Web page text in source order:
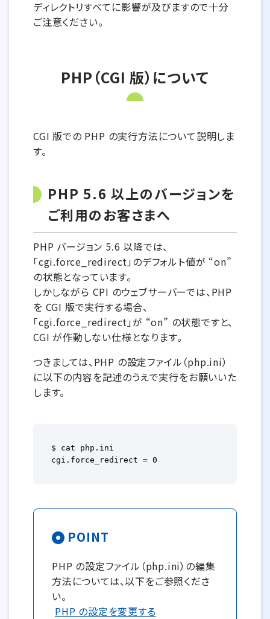
ディレクトリすべてに影響が及びますので十分
ご注意ください。
PHP（CGI 版）について
CGI 版での PHP の実行方法について説明しま
す。
PHP 5.6 以上のバージョンを
ご利用のお客さまへ
PHP バージョン 5.6 以降では、
「cgi.force_redirect」のデフォルト値が “on”
の状態となっています。
しかしながら CPI のウェブサーバーでは、PHP
を CGI 版で実行する場合、
「cgi.force_redirect」が “on” の状態ですと、
CGI が作動しない仕様となります。
つきましては、PHP の設定ファイル（php.ini）
に以下の内容を記述のうえで実行をお願いいた
します。
$ cat php.ini
cgi.force_redirect = 0
POINT
PHP の設定ファイル（php.ini）の編集
方法については、以下をご参照くださ
い。
PHP の設定を変更する